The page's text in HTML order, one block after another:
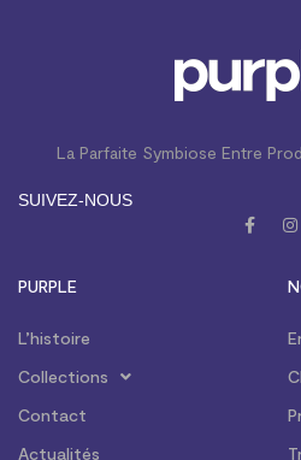
La Parfaite Symbiose Entre
SUIVEZ-NOUS
PURPLE
L’histoire
Collections
Contact
Actualités